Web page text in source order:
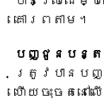
គោរពតាម។
បញ្ជូនបន្
ត្រូវបានប
ហើយចុះចតនៅល